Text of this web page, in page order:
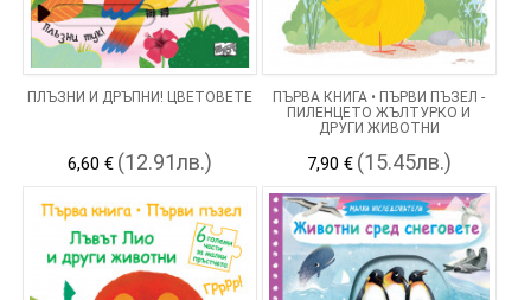
ПЛЪЗНИ И ДРЪПНИ! ЦВЕТОВЕТЕ
6,60 € (12.91лв.)
ПЪРВА КНИГА • ПЪРВИ ПЪЗЕЛ -
ПИЛЕНЦЕТО ЖЪЛТУРКО И
ДРУГИ ЖИВОТНИ
7,90 € (15.45лв.)